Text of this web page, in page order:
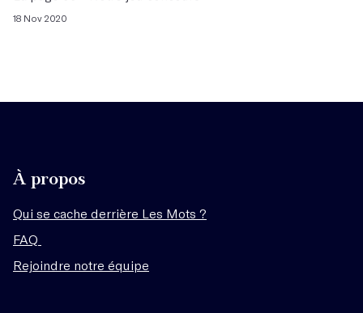
18 Nov 2020
À propos
Qui se cache derrière Les Mots ?
FAQ
Rejoindre notre équipe